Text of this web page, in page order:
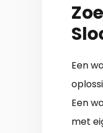
Een
Een
met